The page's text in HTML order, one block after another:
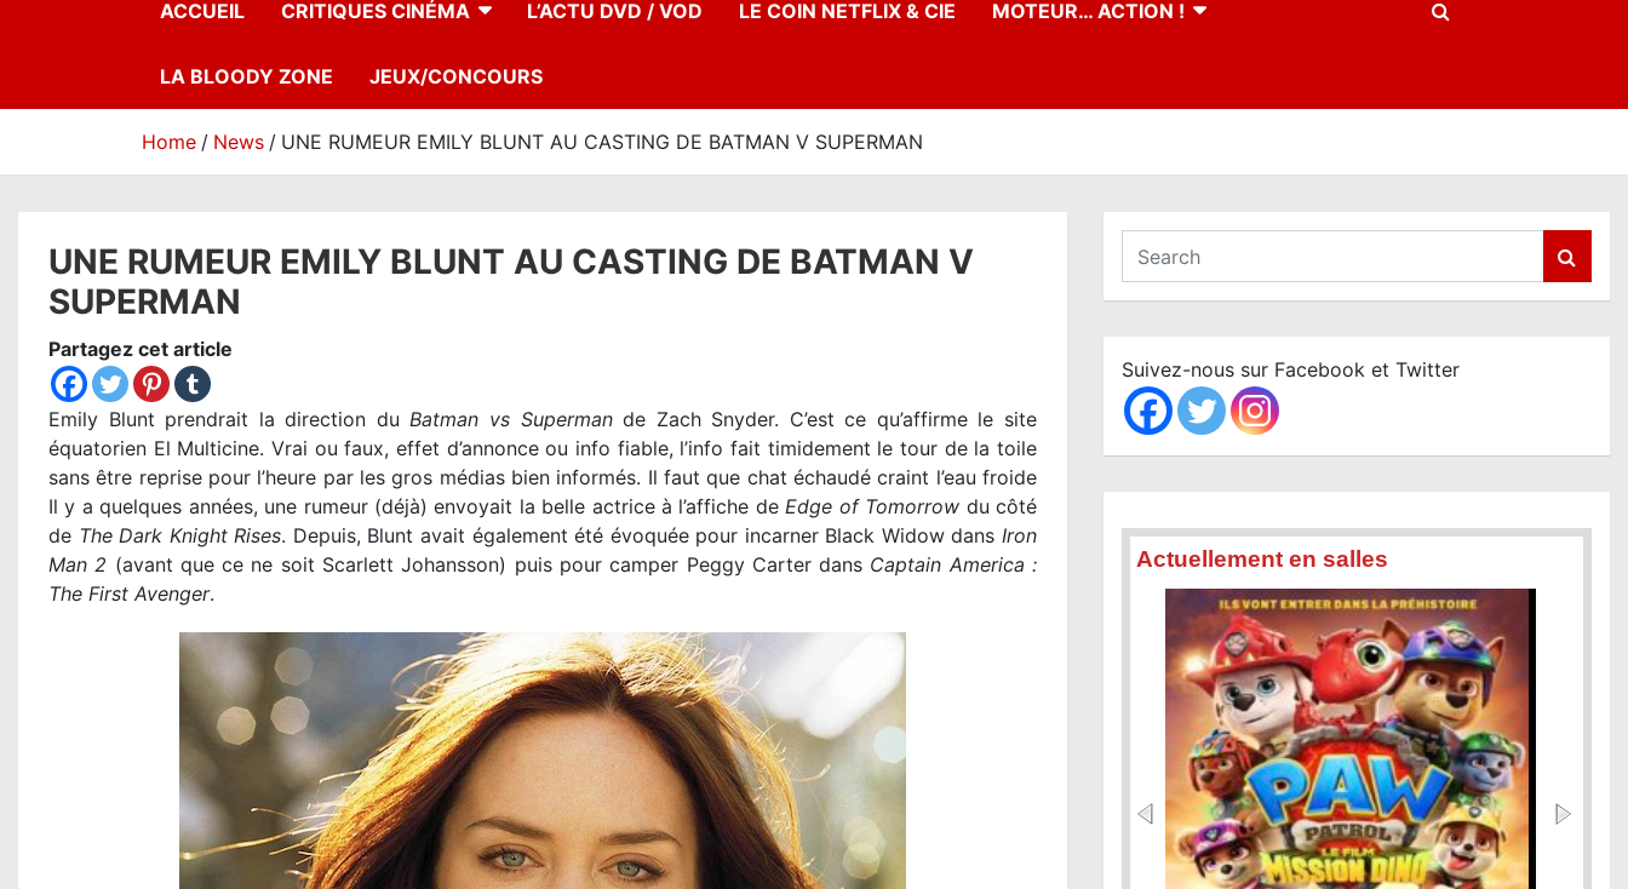
ACCUEIL CRITIQUES CINÉMA L’ACTU DVD / VOD LE COIN NETFLIX & CIE MOTEUR… ACTION !
LA BLOODY ZONE JEUX/CONCOURS
Home News UNE RUMEUR EMILY BLUNT AU CASTING DE BATMAN V SUPERMAN
UNE RUMEUR EMILY BLUNT AU CASTING DE BATMAN V
SUPERMAN
Partagez cet article
Emily Blunt prendrait la direction duBatman vs Supermande Zach Snyder. C’est ce qu’affirme le site
équatorien El Multicine. Vrai ou faux, effet d’annonce ou info fiable, l’info fait timidement le tour de la toile
sans être reprise pour l’heure par les gros médias bien informés. Il faut que chat échaudé craint l’eau froide
Il y a quelques années, une rumeur (déjà) envoyait la belle actrice à l’affiche deEdge of Tomorrow du côté
de The Dark Knight Rises. Depuis, Blunt avait également été évoquée pour incarner Black Widow dans Iron
Man 2 (avant que ce ne soit Scarlett Johansson) puis pour camper Peggy Carter dans Captain America :
The First Avenger.
a
c
h
Suivez-nous sur Facebook et Twitter
Actuellement en salles